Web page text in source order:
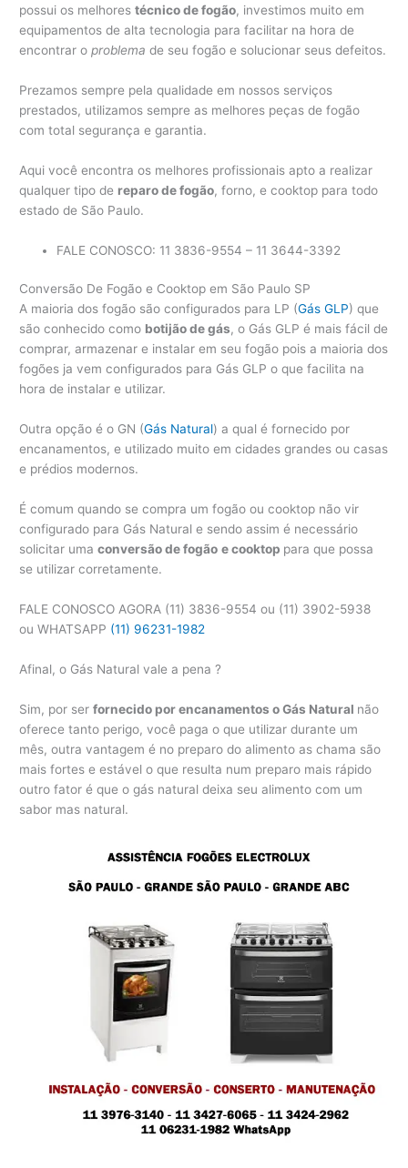
possui os melhorestécnico de fogão, investimos muito em
equipamentos de alta tecnologia para facilitar na hora de
encontrar oproblema de seu fogão e solucionar seus defeitos.
Prezamos sempre pela qualidade em nossos serviços
prestados, utilizamos sempre as melhores peças de fogão
com total segurança e garantia.
Aqui você encontra os melhores profissionais apto a realizar
qualquer tipo de reparo de fogão, forno, e cooktop para todo
estado de São Paulo.
FALE CONOSCO: 11 3836-9554 – 11 3644-3392
Conversão De Fogão e Cooktop em São Paulo SP
A maioria dos fogão são configurados para LP (Gás GLP) que
são conhecido como botijão de gás, o Gás GLP é mais fácil de
comprar, armazenar e instalar em seu fogão pois a maioria dos
fogões ja vem configurados para Gás GLP o que facilita na
hora de instalar e utilizar.
Outra opção é o GN (Gás Natural) a qual é fornecido por
encanamentos, e utilizado muito em cidades grandes ou casas
e prédios modernos.
É comum quando se compra um fogão ou cooktop não vir
configurado para Gás Natural e sendo assim é necessário
solicitar umaconversão de fogão e cooktop para que possa
se utilizar corretamente.
FALE CONOSCO AGORA (11) 3836-9554 ou (11) 3902-5938
ou WHATSAPP (11) 96231-1982
Afinal, o Gás Natural vale a pena ?
Sim, por serfornecido por encanamentos o Gás Natural não
oferece tanto perigo, você paga o que utilizar durante um
mês, outra vantagem é no preparo do alimento as chama são
mais fortes e estável o que resulta num preparo mais rápido
outro fator é que o gás natural deixa seu alimento com um
sabor mas natural.